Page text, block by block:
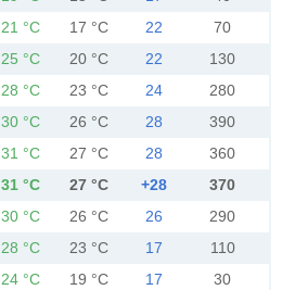
21 °C 17 °C 22
70
25 °C 20 °C 22
130
28 °C 23 °C 24
280
30 °C 26 °C 28
390
31 °C 27 °C 28
360
31 °C 27 °C +28
370
30 °C 26 °C 26
290
28 °C 23 °C 17
110
24 °C 19 °C 17
30